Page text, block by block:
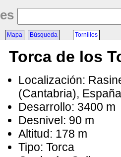
Mapa Búsqueda Tornillos
Torca de los
Localización:
(Cantabria), España
Desarrollo: 3400 m
Desnivel: 90 m
Altitud: 178 m
Tipo: Torca